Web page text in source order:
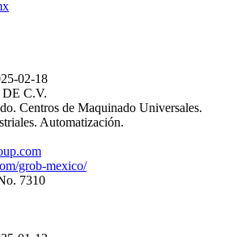
02-18
C.V.
Centros de Maquinado Universales.
Automatización.
grob-mexico/
7310